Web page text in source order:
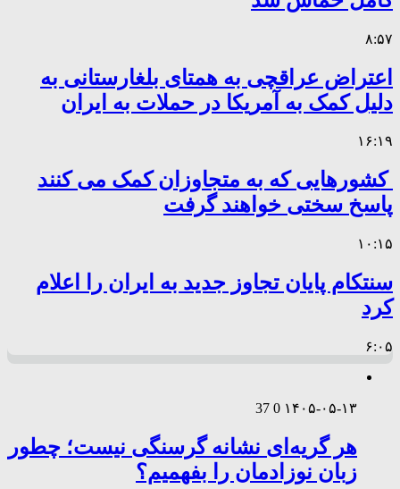
۸:۵۷
اعتراض عراقچی به همتای بلغارستانی به
دلیل کمک به آمریکا در حملات به ایران
۱۶:۱۹
کشورهایی که به متجاوزان کمک می کنند
پاسخ سختی خواهند گرفت
۱۰:۱۵
سنتکام پایان تجاوز جدید به ایران را اعلام
کرد
۶:۰۵
۱۴۰۵-۰۵-۱۳ 0
37
هر گریه‌ای نشانه گرسنگی نیست؛ چطور
زبان نوزادمان را بفهمیم؟